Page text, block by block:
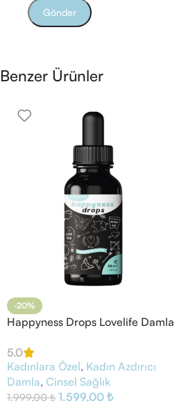
Benzer Ürünler
-20%
Happyness Drops Lovelife Damla
5.0
Kadınlara Özel, Kadın Azdırıcı
Damla, Cinsel Sağlık
1.999,00₺ 1.599,00 ₺